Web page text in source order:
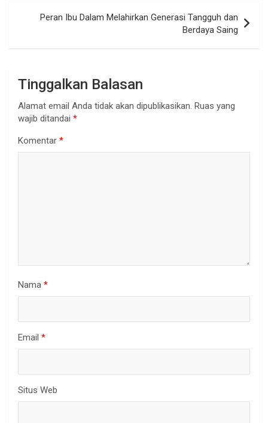
Peran Ibu Dalam Melahirkan Generasi Tangguh dan
Berdaya Saing
Tinggalkan Balasan
Alamat email Anda tidak akan dipublikasikan. Ruas yang
wajib ditandai *
Komentar *
Nama *
Email *
Situs Web